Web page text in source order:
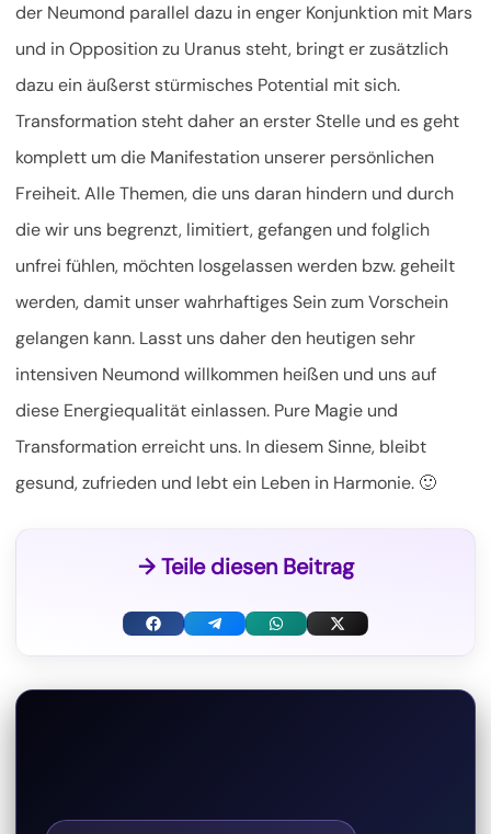
der Neumond parallel dazu in enger Konjunktion mit Mars
und in Opposition zu Uranus steht, bringt er zusätzlich
dazu ein äußerst stürmisches Potential mit sich.
Transformation steht daher an erster Stelle und es geht
komplett um die Manifestation unserer persönlichen
Freiheit. Alle Themen, die uns daran hindern und durch
die wir uns begrenzt, limitiert, gefangen und folglich
unfrei fühlen, möchten losgelassen werden bzw. geheilt
werden, damit unser wahrhaftiges Sein zum Vorschein
gelangen kann. Lasst uns daher den heutigen sehr
intensiven Neumond willkommen heißen und uns auf
diese Energiequalität einlassen. Pure Magie und
Transformation erreicht uns. In diesem Sinne, bleibt
gesund, zufrieden und lebt ein Leben in Harmonie. 🙂
→ Teile diesen Beitrag
F
o
T
r
W
A
X
t